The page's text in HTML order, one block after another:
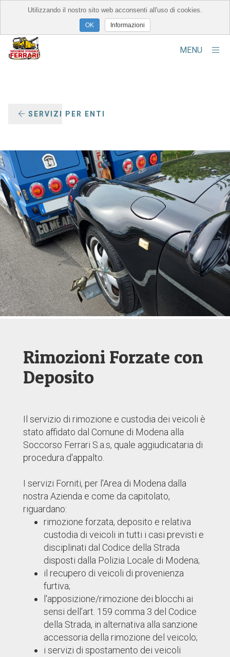
MENU
×
Alcuni Interventi
Sedi e Filiali
SERVIZI PER ENTI
Rimozioni Forzate con
Deposito
Il servizio di rimozione e custodia dei veicoli è
stato affidato dal Comune di Modena alla
Soccorso Ferrari S.a.s, quale aggiudicataria di
procedura d'appalto.
I servizi Forniti, per l'Area di Modena dalla
nostra Azienda e come da capitolato,
riguardano:
rimozione forzata, deposito e relativa
custodia di veicoli in tutti i casi previsti e
disciplinati dal Codice della Strada
disposti dalla Polizia Locale di Modena;
il recupero di veicoli di provenienza
furtiva;
l'apposizione/rimozione dei blocchi ai
sensi dell’art. 159 comma 3 del Codice
della Strada, in alternativa alla sanzione
accessoria della rimozione del veicolo;
i servizi di spostamento dei veicoli
Utilizzando il nostro sito web acconsenti all'uso di cookies.
Informazioni